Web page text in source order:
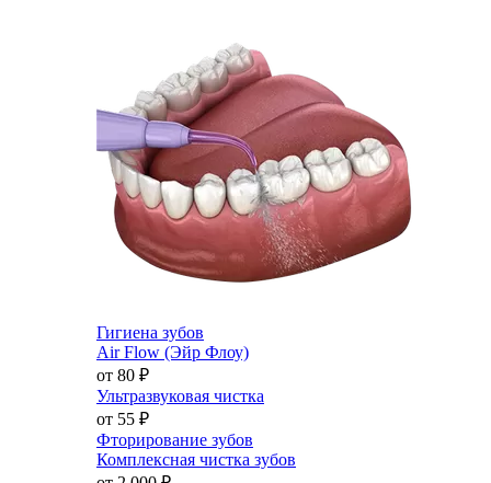
Гигиена зубов
Air Flow (Эйр Флоу)
от 80 ₽
Ультразвуковая чистка
от 55 ₽
Фторирование зубов
Комплексная чистка зубов